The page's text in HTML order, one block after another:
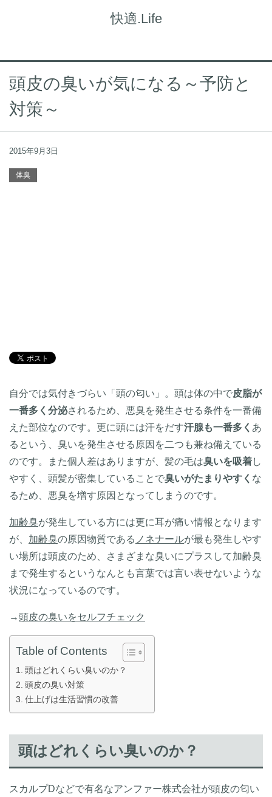
快適.Life
頭皮の臭いが気になる～予防と
対策～
2015年9月3日
体臭
自分では気付きづらい「頭の匂い」。頭は体の中で皮脂が
一番多く分泌されるため、悪臭を発生させる条件を一番備
えた部位なのです。更に頭には汗をだす汗腺も一番多く あ
るという、臭いを発生させる原因を二つも兼ね備えている
のです。また個人差はありますが、髪の毛は臭いを吸着し
やすく、頭髪が密集していることで臭いがたまりやすく な
るため、悪臭を増す原因となってしまうのです。
加齢臭が発生している方には更に耳が痛い情報となります
が、 加齢臭の原因物質である ノネナールが最も発生しやす
い場所は頭皮のため、さまざまな臭いにプラスして加齢臭
まで発生するというなんとも言葉では言い表せないような
状況になっているのです。
→頭皮の臭いをセルフチェック
Table of Contents
頭はどれくらい臭いのか？
頭皮の臭い対策
仕上げは生活習慣の改善
頭はどれくらい臭いのか？
スカルプDなどで有名なアンファー株式会社が頭皮の匂い